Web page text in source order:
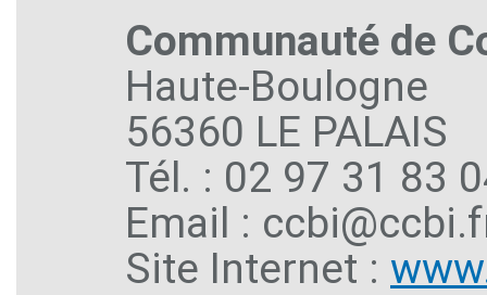
Communauté de
Haute-Boulogne
56360 LE PALAIS
Tél. : 02 97 31 83
Email :
Site Internet :